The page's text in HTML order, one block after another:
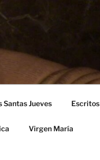
Santas Jueves Escritos
Virgen María